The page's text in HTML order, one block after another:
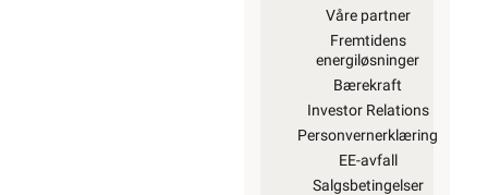
Våre partner
Fremtidens
energiløsninger
Bærekraft
Investor Relations
Personvernerklæring
EE-avfall
Salgsbetingelser